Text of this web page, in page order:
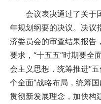
会议表决通过了关于
年规划纲要的决议。决议
济委员会的审查结果报告
要求，“十五五”时期要全
会主义思想，统筹推进“
个全面”战略布局，统筹
贯彻新发展理念，加快构